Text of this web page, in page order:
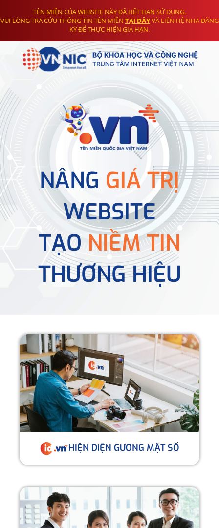
TÊN MIỀN CỦA WEBSITE NÀY ĐÃ HẾT HẠN SỬ DỤNG.
VUI LÒNG TRA CỨU THÔNG TIN TÊN MIỀN TẠI ĐÂYVÀ LIÊN HỆ NHÀ ĐĂNG
KÝ ĐỂ THỰC HIỆN GIA HẠN.
NÂNG GIÁ TRỊ
WEBSITE
TẠONIỀM TIN
THƯƠNG HIỆU
HIỆN DIỆN GƯƠNG MẶT SỐ